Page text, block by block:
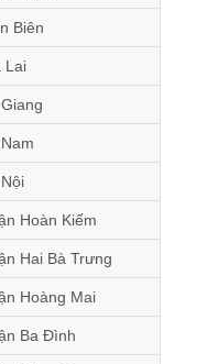
Biên
Lai
Hoàn Kiếm
Hai Bà Trưng
Hoàng Mai
Ba Đình